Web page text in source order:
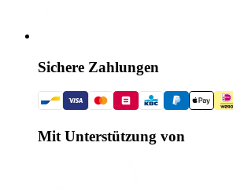
Sichere Zahlungen
Mit Unterstützung von